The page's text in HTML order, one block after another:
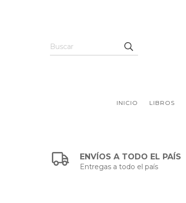
INICIO LIBROS
ENVÍOS A TODO EL PAÍS
Entregas a todo el país